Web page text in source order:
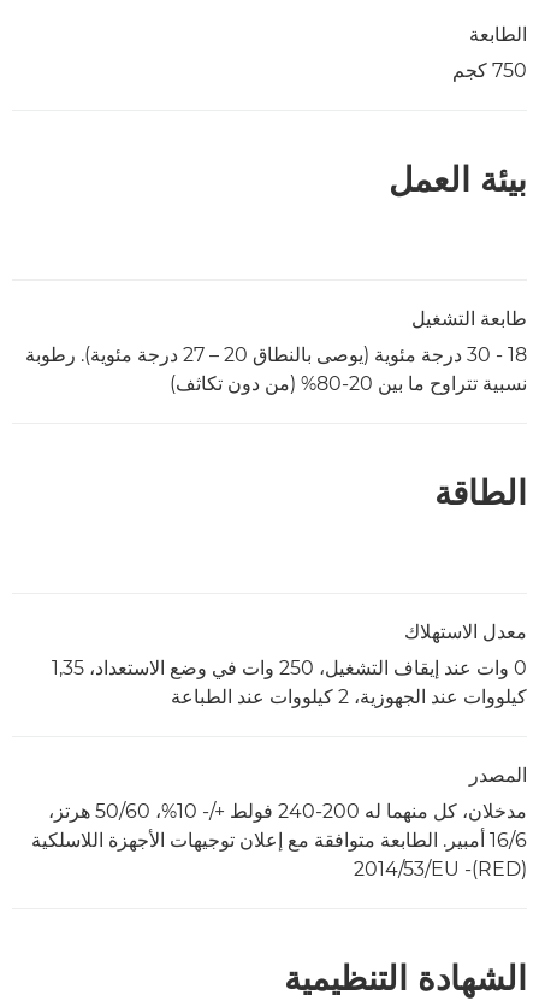
الطابعة
750 كجم
بيئة العمل
طابعة التشغيل
18 - 30 درجة مئوية (يوصى بالنطاق 20 – 27 درجة مئوية). رطوبة
نسبية تتراوح ما بين 20-80% (من دون تكاثف)
الطاقة
معدل الاستهلاك
0 وات عند إيقاف التشغيل، 250 وات في وضع الاستعداد، 1,35
كيلووات عند الجهوزية، 2 كيلووات عند الطباعة
المصدر
مدخلان، كل منهما له 200-240 فولط +/- 10%، 50/60 هرتز،
16/6 أمبير. الطابعة متوافقة مع إعلان توجيهات الأجهزة اللاسلكية
(RED)‏- 2014/53‎/EU
الشهادة التنظيمية